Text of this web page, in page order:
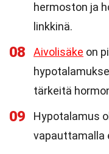
hermoston ja
linkkinä.
08 Aivolisäke on
tärkeitä
09
Hypotalamus
vapauttamalla